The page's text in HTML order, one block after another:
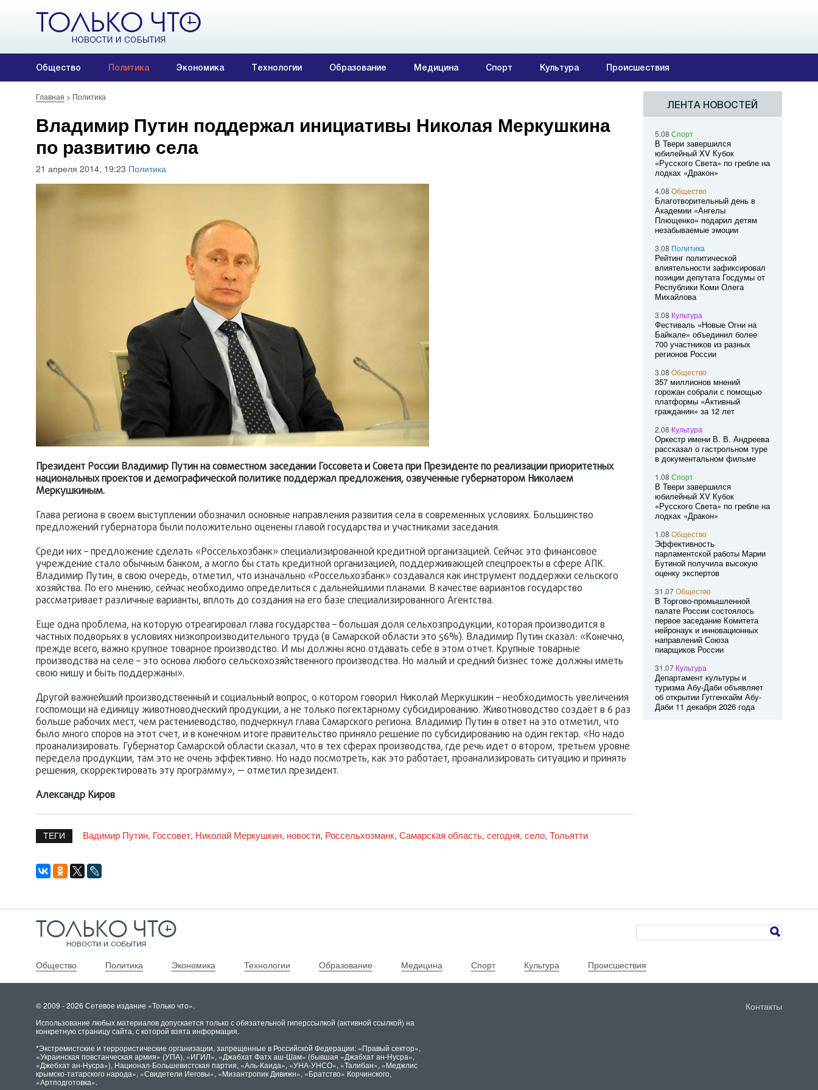
Общество Политика Экономика Технологии Образование Медицина Спорт Культура Происшествия
Главная > Политика
Владимир Путин поддержал инициативы Николая Меркушкина
по развитию села
21 апреля 2014, 19:23 Политика
Президент России Владимир Путин на совместном заседании Госсовета и Совета при Президенте по реализации приоритетных
национальных проектов и демографической политике поддержал предложения, озвученные губернатором Николаем
Меркушкиным.
Глава региона в своем выступлении обозначил основные направления развития села в современных условиях. Большинство
предложений губернатора были положительно оценены главой государства и участниками заседания.
Среди них – предложение сделать «Россельхозбанк» специализированной кредитной организацией. Сейчас это финансовое
учреждение стало обычным банком, а могло бы стать кредитной организацией, поддерживающей спецпроекты в сфере АПК.
Владимир Путин, в свою очередь, отметил, что изначально «Россельхозбанк» создавался как инструмент поддержки сельского
хозяйства. По его мнению, сейчас необходимо определиться с дальнейшими планами. В качестве вариантов государство
рассматривает различные варианты, вплоть до создания на его базе специализированного Агентства.
Еще одна проблема, на которую отреагировал глава государства – большая доля сельхозпродукции, которая производится в
частных подворьях в условиях низкопроизводительного труда (в Самарской области это 56%). Владимир Путин сказал: «Конечно,
прежде всего, важно крупное товарное производство. И мы должны ясно отдавать себе в этом отчет. Крупные товарные
производства на селе – это основа любого сельскохозяйственного производства. Но малый и средний бизнес тоже должны иметь
свою нишу и быть поддержаны».
Другой важнейший производственный и социальный вопрос, о котором говорил Николай Меркушкин – необходимость увеличения
госпомощи на единицу животноводческий продукции, а не только погектарному субсидированию. Животноводство создает в 6 раз
больше рабочих мест, чем растениеводство, подчеркнул глава Самарского региона. Владимир Путин в ответ на это отметил, что
было много споров на этот счет, и в конечном итоге правительство приняло решение по субсидированию на один гектар. «Но надо
проанализировать. Губернатор Самарской области сказал, что в тех сферах производства, где речь идет о втором, третьем уровне
передела продукции, там это не очень эффективно. Но надо посмотреть, как это работает, проанализировать ситуацию и принять
решения, скорректировать эту программу», — отметил президент.
Александр Киров
ТЕГИ Вадимир Путин, Госсовет, Николай Меркушкин, новости, Россельхозманк, Самарская область, сегодня, село, Тольятти
ЛЕНТА НОВОСТЕЙ
5.08 Спорт
В Твери завершился
юбилейный XV Кубок
«Русского Света» по гребле на
лодках «Дракон»
4.08 Общество
Благотворительный день в
Академии «Ангелы
Плющенко» подарил детям
незабываемые эмоции
3.08 Политика
Рейтинг политической
влиятельности зафиксировал
позиции депутата Госдумы от
Республики Коми Олега
Михайлова
3.08 Культура
Фестиваль «Новые Огни на
Байкале» объединил более
700 участников из разных
регионов России
3.08 Общество
357 миллионов мнений
горожан собрали с помощью
платформы «Активный
гражданин» за 12 лет
2.08 Культура
Оркестр имени В. В. Андреева
рассказал о гастрольном туре
в документальном фильме
1.08 Спорт
В Твери завершился
юбилейный XV Кубок
«Русского Света» по гребле на
лодках «Дракон»
1.08 Общество
Эффективность
парламентской работы Марии
Бутиной получила высокую
оценку экспертов
31.07Общество
В Торгово-промышленной
палате России состоялось
первое заседание Комитета
нейронаук и инновационных
направлений Союза
пиарщиков России
31.07 Культура
Департамент культуры и
туризма Абу-Даби объявляет
об открытии Гуггенхайм Абу-
Даби 11 декабря 2026 года
Общество Политика Экономика Технологии Образование Медицина Спорт Культура Происшествия
© 2009 - 2026 Сетевое издание «Только что».
Использование любых материалов допускается только с обязательной гиперссылкой (активной ссылкой) на
конкретную страницу сайта, с которой взята информация.
*Экстремистские и террористические организации, запрещенные в Российской Федерации: «Правый сектор»,
«Украинская повстанческая армия» (УПА), «ИГИЛ», «Джабхат Фатх аш-Шам» (бывшая «Джабхат ан-Нусра»,
«Джебхат ан-Нусра»), Национал-Большевистская партия, «Аль-Каида», «УНА-УНСО», «Талибан», «Меджлис
крымско-татарского народа», «Свидетели Иеговы», «Мизантропик Дивижн», «Братство» Корчинского,
«Артподготовка».
Контакты